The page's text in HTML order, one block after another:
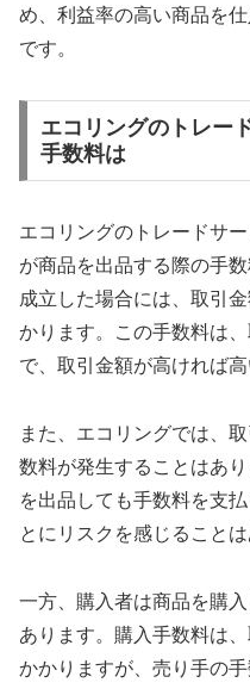
め、利益率の高い商品を
です。
エコリングのトレー
手数料は
エコリングのトレードサ
が商品を出品する際の手
成立した場合には、取引
かります。この手数料は
で、取引金額が高ければ
また、エコリングでは、
数料が発生することはあ
を出品しても手数料を支
とにリスクを感じることは
一方、購入者は商品を購
あります。購入手数料は
かかりますが、売り手の